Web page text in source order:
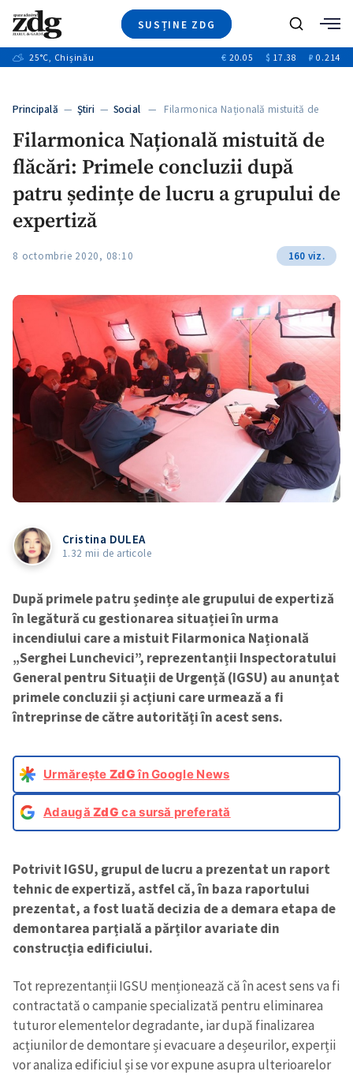
SUSȚINE ZDG
Ştiri
+13
Video
Special
Blog
ZdGust
Caută
25°C, Chișinău € 20.05 $ 17.38 ₽ 0.214
Principală — Ştiri — Social — Filarmonica Națională mistuită de
Filarmonica Națională mistuită de
flăcări: Primele concluzii după
patru ședințe de lucru a grupului de
expertiză
8 octombrie 2020, 08:10 160 viz.
Cristina DULEA
1.32 mii de articole
După primele patru ședințe ale grupului de expertiză
în legătură cu gestionarea situației în urma
incendiului care a mistuit Filarmonica Națională
„Serghei Lunchevici”, reprezentanții Inspectoratului
General pentru Situații de Urgență (IGSU) au anunțat
primele concluzii și acțiuni care urmează a fi
întreprinse de către autorități în acest sens.
Urmărește ZdGîn Google News
AdaugăZdG ca sursă preferată
Potrivit IGSU, grupul de lucru a prezentat un raport
tehnic de expertiză, astfel că, în baza raportului
prezentat, a fost luată decizia de a demara etapa de
demontarea parțială a părților avariate din
construcția edificiului.
Tot reprezentanții IGSU menționează că în acest sens va fi
contractată o campanie specializată pentru eliminarea
tuturor elementelor degradante, iar după finalizarea
acțiunilor de demontare și evacuare a deșeurilor, experții
vor analiza edificiul și se vor expune asupra ulterioarelor